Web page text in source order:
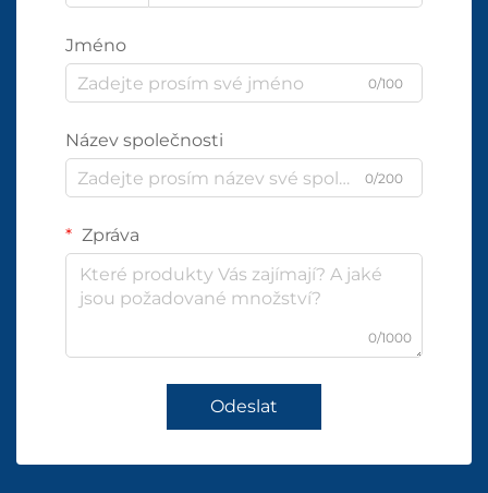
Jméno
0/100
Název společnosti
0/200
Zpráva
0/1000
Odeslat